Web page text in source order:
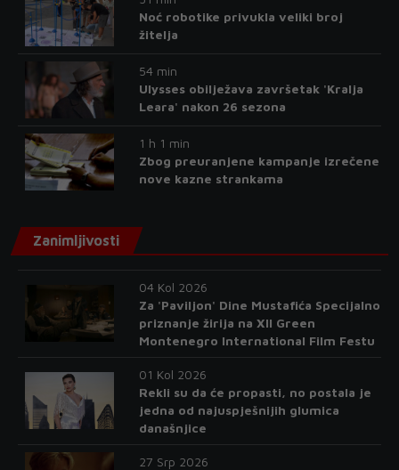
Noć robotike privukla veliki broj
žitelja
54 min
Ulysses obilježava završetak 'Kralja
Leara' nakon 26 sezona
1 h 1 min
Zbog preuranjene kampanje izrečene
nove kazne strankama
Zanimljivosti
04 Kol 2026
Za 'Paviljon' Dine Mustafića Specijalno
priznanje žirija na XII Green
Montenegro International Film Festu
01 Kol 2026
Rekli su da će propasti, no postala je
jedna od najuspješnijih glumica
današnjice
27 Srp 2026